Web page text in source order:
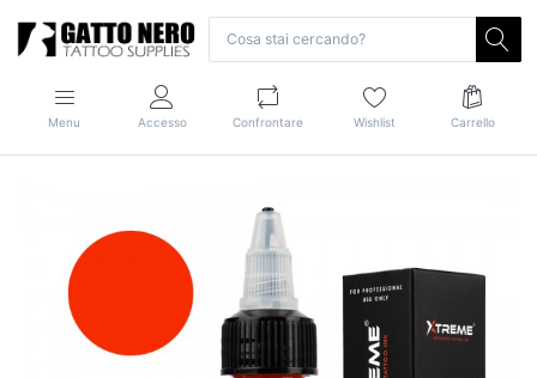
Menu Accesso Confrontare Wishlist Carrello